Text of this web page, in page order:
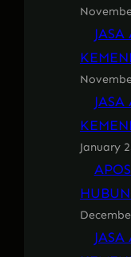
January